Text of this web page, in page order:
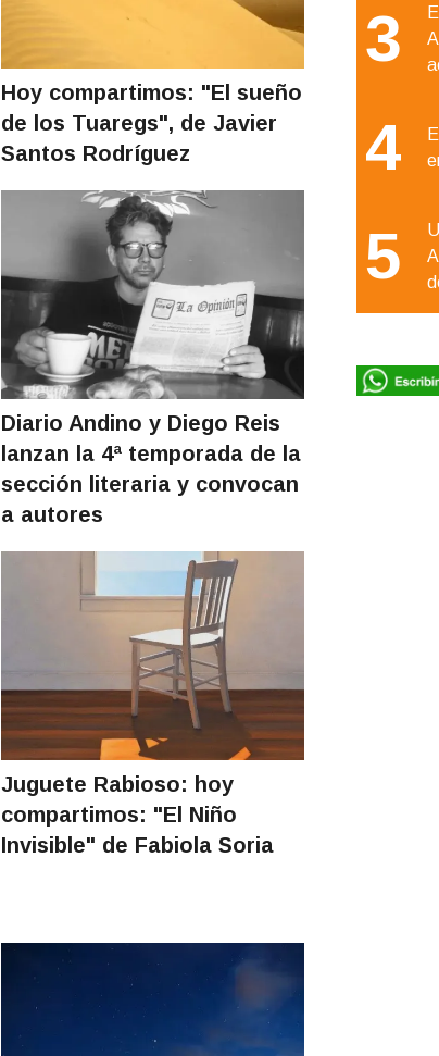
Hoy compartimos: "El sueño
de los Tuaregs", de Javier
Santos Rodríguez
Diario Andino y Diego Reis
lanzan la 4ª temporada de la
sección literaria y convocan
a autores
Juguete Rabioso: hoy
compartimos: "El Niño
Invisible" de Fabiola Soria
3
4
5